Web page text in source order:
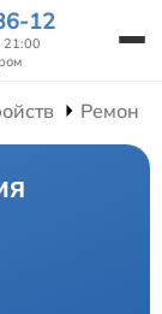
12
21:00
Ремонт